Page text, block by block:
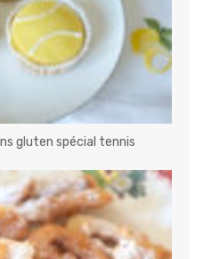
gluten spécial tennis